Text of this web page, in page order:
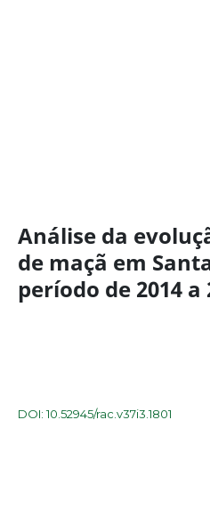
Análise da
de maçã em
período de 2014 a
DOI: 10.52945/rac.v37i3.1801